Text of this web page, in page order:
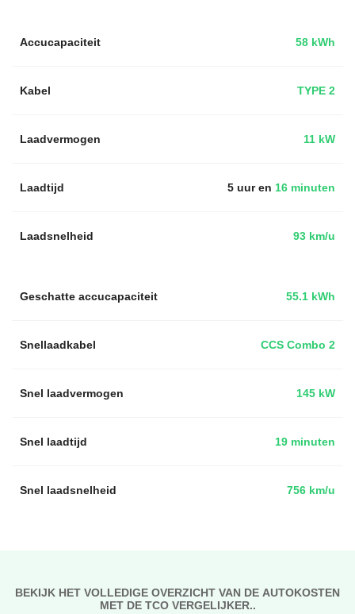
Accucapaciteit 58 kWh
Kabel TYPE 2
Laadvermogen 11 kW
Laadtijd 5 uur en 16 minuten
Laadsnelheid 93 km/u
55.1 kWh
Geschatte accucapaciteit
Snellaadkabel CCS Combo 2
Snel laadvermogen 145 kW
Snel laadtijd 19 minuten
Snel laadsnelheid 756 km/u
BEKIJK HET VOLLEDIGE OVERZICHT VAN DE AUTOKOSTEN
MET DE TCO VERGELIJKER..